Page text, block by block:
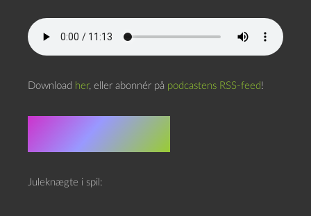
Download her, eller abonnér på podcastens RSS-feed!
Doom scroll
Juleknægte i spil: